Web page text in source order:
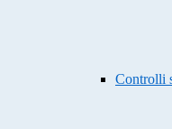
Controlli